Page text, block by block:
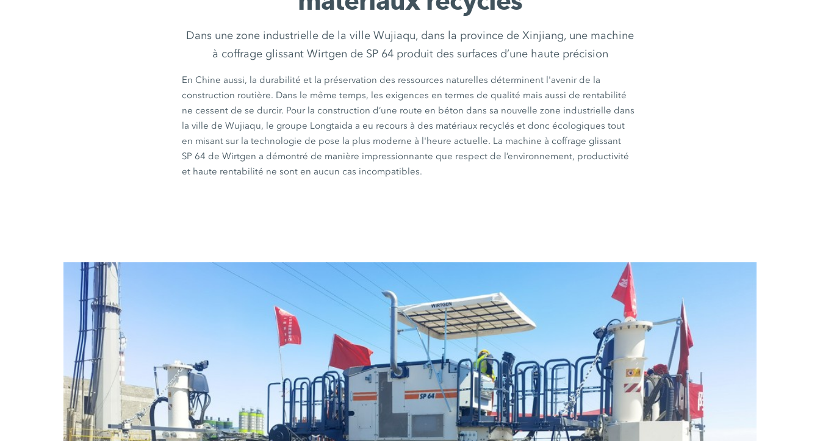
Dans une zone industrielle de la ville Wujiaqu, dans la province de Xinjiang, une machine
à coffrage glissant Wirtgen de SP 64 produit des surfaces d’une haute précision
En Chine aussi, la durabilité et la préservation des ressources naturelles déterminent l'avenir de la
construction routière. Dans le même temps, les exigences en termes de qualité mais aussi de rentabilité
ne cessent de se durcir. Pour la construction d’une route en béton dans sa nouvelle zone industrielle dans
laville de Wujiaqu, le groupe Longtaida a eu recours à des matériaux recyclés et donc écologiques tout
en misant sur la technologie de pose la plus moderne à l'heure actuelle. La machine à coffrage glissant
SP 64 de Wirtgen a démontré de manière impressionnante que respect de l’environnement, productivité
et haute rentabilité ne sont en aucun cas incompatibles.